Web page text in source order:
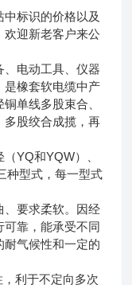
中标识的价格以及
欢迎新老客户来公
、电动工具、仪器
是橡套软电缆中产
单线多股束合、
多股绞合成揽，再
YQ和YQW）、
种型式，每一型式
、要求柔软。因经
可靠，能承受不同
耐气候性和一定的
利于不定向多次